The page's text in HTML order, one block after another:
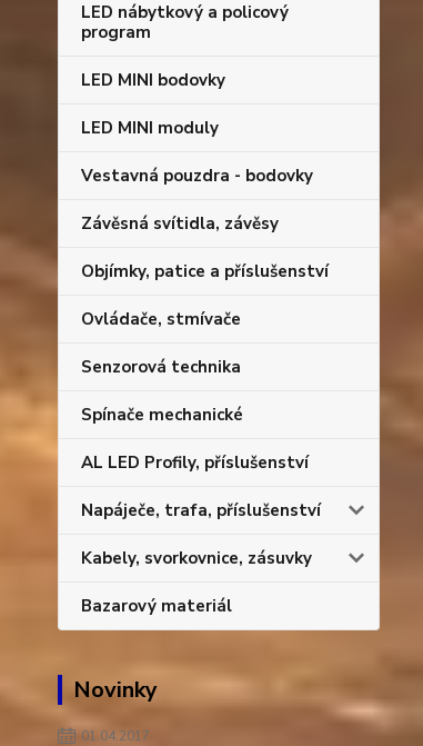
LED nábytkový a policový
program
LED MINI bodovky
LED MINI moduly
Vestavná pouzdra - bodovky
Závěsná svítidla, závěsy
Objímky, patice a příslušenství
Ovládače, stmívače
Senzorová technika
Spínače mechanické
AL LED Profily, příslušenství
Napáječe, trafa, příslušenství
Kabely, svorkovnice, zásuvky
Bazarový materiál
Novinky
01.04.2017